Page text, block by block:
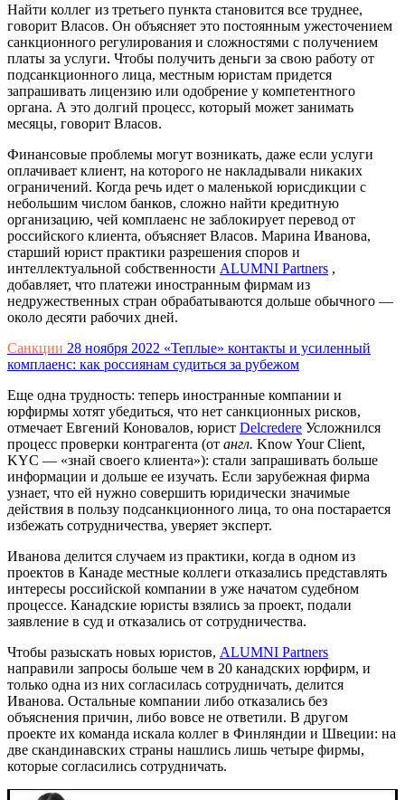
Найти коллег из третьего пункта становится все труднее,
говорит Власов. Он объясняет это постоянным ужесточением
санкционного регулирования и сложностями с получением
платы за услуги. Чтобы получить деньги за свою работу от
подсанкционного лица, местным юристам придется
запрашивать лицензию или одобрение у компетентного
органа. А это долгий процесс, который может занимать
месяцы, говорит Власов.
Финансовые проблемы могут возникать, даже если услуги
оплачивает клиент, на которого не накладывали никаких
ограничений. Когда речь идет о маленькой юрисдикции с
небольшим числом банков, сложно найти кредитную
организацию, чей комплаенс не заблокирует перевод от
российского клиента, объясняет Власов. Марина Иванова,
старший юрист практики разрешения споров и
интеллектуальной собственности ALUMNI Partners ,
добавляет, что платежи иностранным фирмам из
недружественных стран обрабатываются дольше обычного —
около десяти рабочих дней.
Санкции 28 ноября 2022 «Теплые» контакты и усиленный
комплаенс: как россиянам судиться за рубежом
Еще одна трудность: теперь иностранные компании и
юрфирмы хотят убедиться, что нет санкционных рисков,
отмечает Евгений Коновалов, юрист Delcredere Усложнился
процесс проверки контрагента (от англ. Know Your Client,
KYC — «знай своего клиента»): стали запрашивать больше
информации и дольше ее изучать. Если зарубежная фирма
узнает, что ей нужно совершить юридически значимые
действия в пользу подсанкционного лица, то она постарается
избежать сотрудничества, уверяет эксперт.
Иванова делится случаем из практики, когда в одном из
проектов в Канаде местные коллеги отказались представлять
интересы российской компании в уже начатом судебном
процессе. Канадские юристы взялись за проект, подали
заявление в суд и отказались от сотрудничества.
Чтобы разыскать новых юристов, ALUMNI Partners
направили запросы больше чем в 20 канадских юрфирм, и
только одна из них согласилась сотрудничать, делится
Иванова. Остальные компании либо отказались без
объяснения причин, либо вовсе не ответили. В другом
проекте их команда искала коллег в Финляндии и Швеции: на
две скандинавских страны нашлись лишь четыре фирмы,
которые согласились сотрудничать.